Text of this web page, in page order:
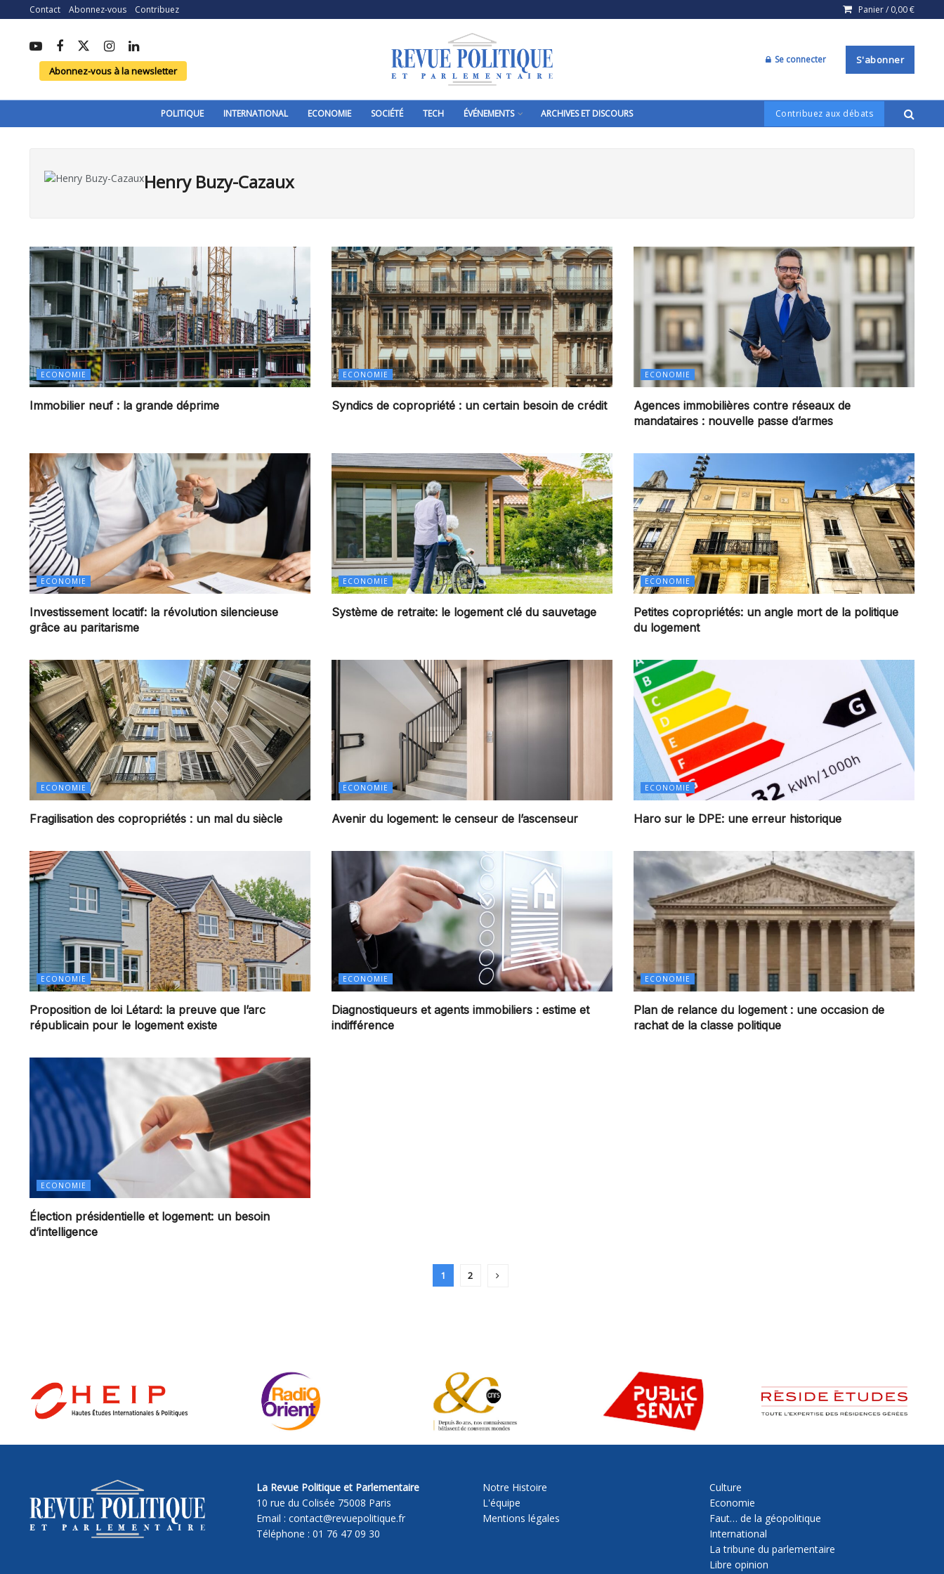
Contact Abonnez-vous Contribuez Panier / 0,00€
Abonnez-vous à la newsletter
Se connecter S'abonner
POLITIQUE INTERNATIONAL ECONOMIE SOCIÉTÉ TECH ÉVÉNEMENTS ARCHIVES ET DISCOURS Contribuez aux débats
Henry Buzy-Cazaux
ECONOMIE
Immobilier neuf : la grande déprime
ECONOMIE
Syndics de copropriété : un certain besoin de crédit
ECONOMIE
Agences immobilières contre réseaux de
mandataires : nouvelle passe d’armes
ECONOMIE
Investissement locatif: la révolution silencieuse
grâce au paritarisme
ECONOMIE
Système de retraite: le logement clé du sauvetage
ECONOMIE
Petites copropriétés: un angle mort de la politique
du logement
ECONOMIE
Fragilisation des copropriétés : un mal du siècle
ECONOMIE
Avenir du logement: le censeur de l’ascenseur
ECONOMIE
Haro sur le DPE: une erreur historique
ECONOMIE
Proposition de loi Létard: la preuve que l’arc
républicain pour le logement existe
ECONOMIE
Diagnostiqueurs et agents immobiliers : estime et
indifférence
ECONOMIE
Plan de relance du logement : une occasion de
rachat de la classe politique
ECONOMIE
Élection présidentielle et logement: un besoin
d’intelligence
1 2
La Revue Politique et Parlementaire
10 rue du Colisée 75008 Paris
Email : contact@revuepolitique.fr
Téléphone : 01 76 47 09 30
Notre Histoire
L'équipe
Mentions légales
Culture
Economie
Faut… de la géopolitique
International
La tribune du parlementaire
Libre opinion